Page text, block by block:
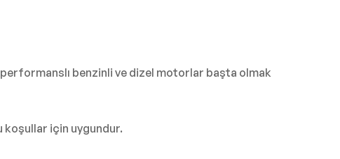
performanslı benzinli ve dizel motorlar başta olmak
koşullar için uygundur.